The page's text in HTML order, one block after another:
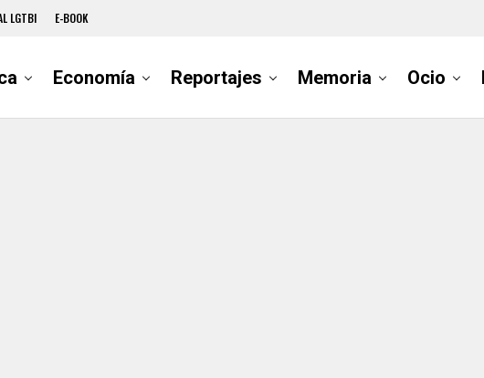
LGTBI E-BOOK
Economía Reportajes Memoria Ocio